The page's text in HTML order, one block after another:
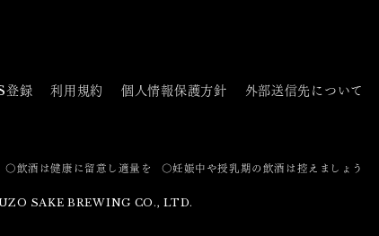
録 利用規約 個人情報保護方針 外部送信先について
〇飲酒は健康に留意し適量を 〇妊娠中や授乳期の飲酒は控えましょう
SAKE BREWING CO., LTD.